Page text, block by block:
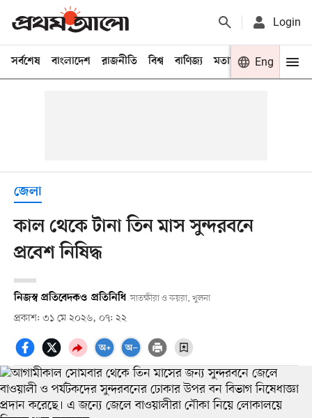
Login
সর্বশেষ বাংলাদেশ রাজনীতি বিশ্ব বাণিজ্য মতামত খেলা
Eng
জেলা
কাল থেকে টানা তিন মাস সুন্দরবনে
প্রবেশ নিষিদ্ধ
নিজস্ব প্রতিবেদকও প্রতিনিধি সাতক্ষীরা ও কয়রা, খুলনা
প্রকাশ: ৩১ মে ২০২৬, ০৭: ২২